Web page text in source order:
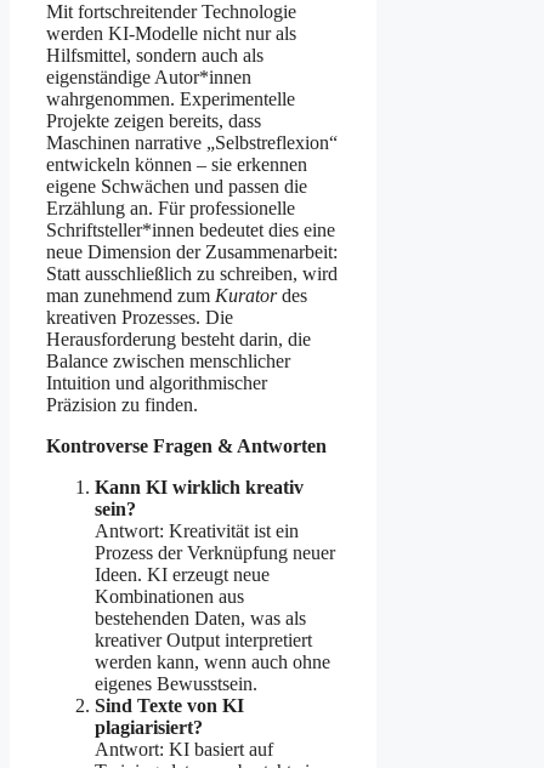
Mit fortschreitender Technologie
werden KI-Modelle nicht nur als
Hilfsmittel, sondern auch als
eigenständige Autor*innen
wahrgenommen. Experimentelle
Projekte zeigen bereits, dass
Maschinen narrative „Selbstreflexion“
entwickeln können – sie erkennen
eigene Schwächen und passen die
Erzählung an. Für professionelle
Schriftsteller*innen bedeutet dies eine
neue Dimension der Zusammenarbeit:
Statt ausschließlich zu schreiben, wird
man zunehmend zum Kuratordes
kreativen Prozesses. Die
Herausforderung besteht darin, die
Balance zwischen menschlicher
Intuition und algorithmischer
Präzision zu finden.
Kontroverse Fragen & Antworten
Kann KI wirklich kreativ
sein?
Antwort: Kreativität ist ein
Prozess der Verknüpfung neuer
Ideen. KI erzeugt neue
Kombinationen aus
bestehenden Daten, was als
kreativer Output interpretiert
werden kann, wenn auch ohne
eigenes Bewusstsein.
Sind Texte von KI
plagiarisiert?
Antwort: KI basiert auf